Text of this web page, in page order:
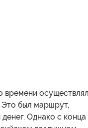
времени
был маршрут,
Однако с конца